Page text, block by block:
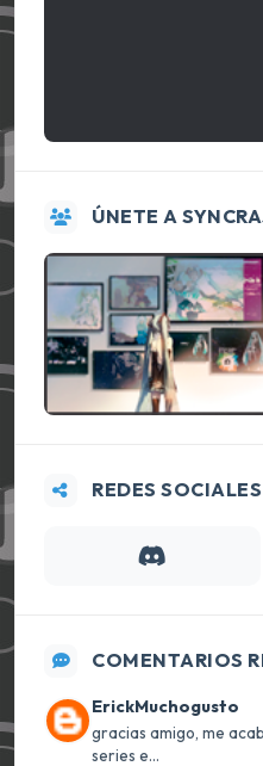
ÚNETE A
REDES SOCIALES
COMENTARIOS
ErickMuchogusto
gracias amigo, me
series e...